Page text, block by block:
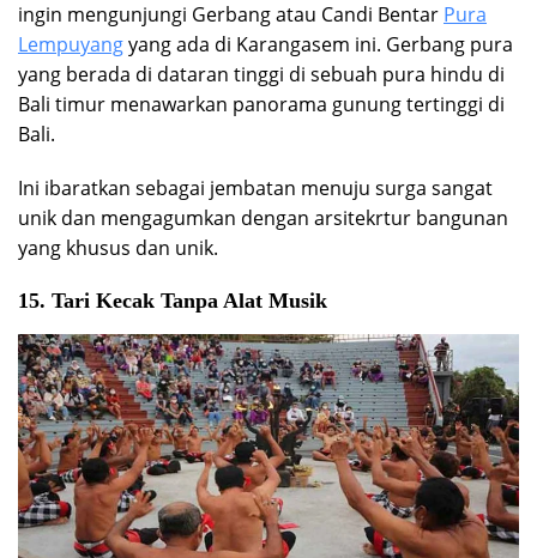
ingin mengunjungi Gerbang atau Candi Bentar Pura
Lempuyangyang ada di Karangasem ini. Gerbang pura
yang berada di dataran tinggi di sebuah pura hindu di
Bali timur menawarkan panorama gunung tertinggi di
Bali.
Ini ibaratkan sebagai jembatan menuju surga sangat
unik dan mengagumkan dengan arsitekrtur bangunan
yang khusus dan unik.
15. Tari Kecak Tanpa Alat Musik